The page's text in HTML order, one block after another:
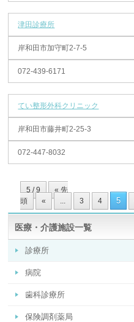
津田診療所
岸和田市加守町2-7-5
072-439-6171
てい整形外科クリニック
岸和田市藤井町2-25-3
072-447-8032
5 / 9
« 先
頭
« ... 3 4 5
医療・介護施設一覧
診療所
病院
歯科診療所
保険調剤薬局